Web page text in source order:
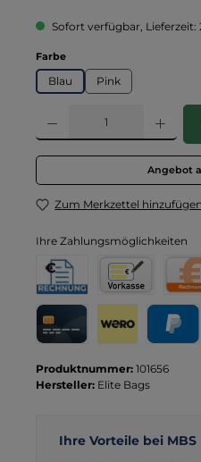
Sofort verfügbar, Lieferzeit:
Farbeauswählen
Blau Pink
Produkt Anzahl: Gib den
Angebot
Zum Merkzettel hinzufügen
Ihre Zahlungsmöglichkeiten
Rechnung für Behörden
Vorkasse
Produktnummer: 101656
Hersteller: Elite Bags
Ihre Vorteile bei MBS